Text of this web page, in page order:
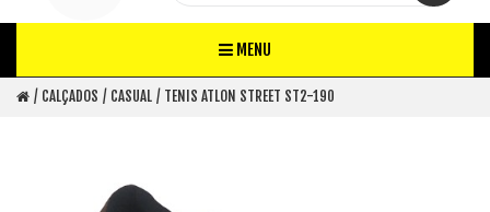
MENU
CALÇADOS CASUAL TENIS ATLON STREET ST2-190